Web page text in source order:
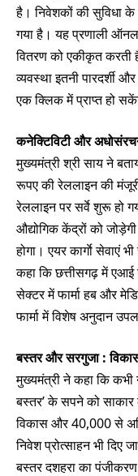
है। निवेशकों की सुविधा के
गया है। यह प्रणाली
वितरण को एकीकृत करती
व्यवस्था इतनी पारदर्शी
एक क्लिक में प्राप्त हो
कनेक्टिविटी और
मुख्यमंत्री श्री साय ने
रूपए की रेललाइन की
रेललाइन पर सर्वे शुरू हो
औद्योगिक केंद्रों को
होगा। एयर कार्गाे सेवाएं
कहा कि छत्तीसगढ़ में एआई
सेक्टर में फार्मा हब और
फार्मा में विशेष अनुदान
बस्तर और सरगुजा :
मुख्यमंत्री ने कहा कि कभी
बस्तर’ के सपने को
विकास और 40,000 से
निवेश प्रोत्साहन भी दिए
बस्तर दशहरा का